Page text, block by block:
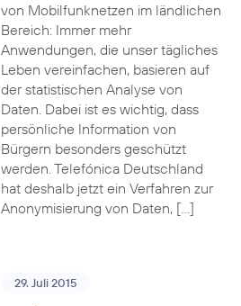
von Mobilfunknetzen im ländlichen
Bereich: Immer mehr
Anwendungen, die unser tägliches
Leben vereinfachen, basieren auf
der statistischen Analyse von
Daten. Dabei ist es wichtig, dass
persönliche Information von
Bürgern besonders geschützt
werden. Telefónica Deutschland
hat deshalb jetzt ein Verfahren zur
Anonymisierung von Daten, […]
29. Juli 2015